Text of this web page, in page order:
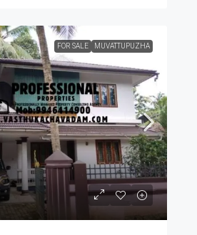
FOR SALE MUVATTUPUZHA